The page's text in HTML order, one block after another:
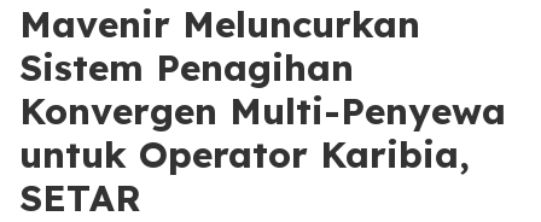
Mavenir Meluncurkan
Sistem Penagihan
Konvergen Multi-Penyewa
untuk Operator Karibia,
SETAR